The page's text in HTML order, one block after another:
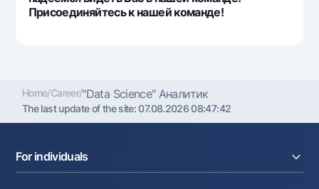
Присоединяйтесь к нашей команде!
Home/Career/"Data Science" Аналитик
The last update of the site:07.08.2026 08:47:42
For individuals